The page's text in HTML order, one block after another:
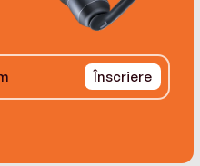
Înscriere